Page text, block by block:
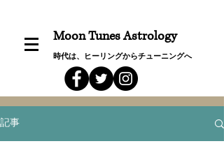
Moon Tunes Astrology
時代は、ヒーリングからチューニングへ
記事